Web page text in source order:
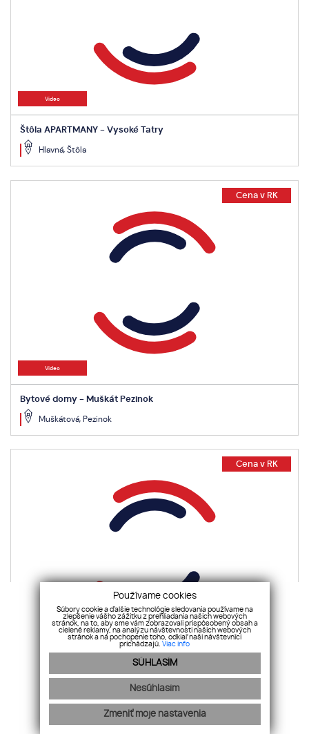
Video
Štôla APARTMANY - Vysoké Tatry
Hlavná, Štôla
Cena v RK
Video
Bytové domy - Muškát Pezinok
Muškátová, Pezinok
Cena v RK
Dona Sandtnera, Pezinok
Používame cookies
Súbory cookie a ďalšie technológie sledovania používame na
zlepšenie vášho zážitku z prehliadania našich webových
stránok, na to, aby sme vám zobrazovali prispôsobený obsah a
cielené reklamy, na analýzu návštevnosti našich webových
stránok a na pochopenie toho, odkiaľ naši návštevníci
prichádzajú. Viac info
SÚHLASÍM
Nesúhlasím
Zmeniť moje nastavenia